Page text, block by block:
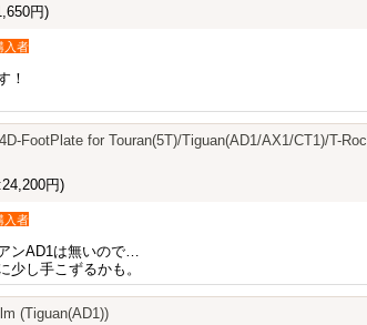
円)
入者
！
FootPlate for Touran(5T)/Tiguan(AD1/AX1/CT1)/T-Roc
円)
入者
ンAD1は無いので…
少し手こずるかも。
(Tiguan(AD1))